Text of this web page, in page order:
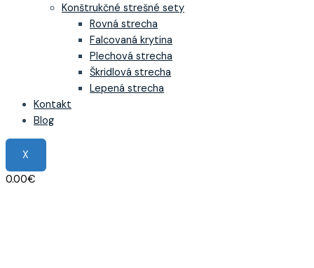
Konštrukčné strešné sety
Rovná strecha
Falcovaná krytina
Plechová strecha
Škridlová strecha
Lepená strecha
Kontakt
Blog
X
0.00€